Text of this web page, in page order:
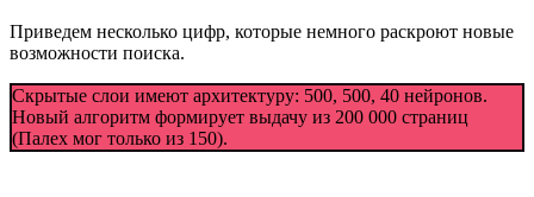
Приведем несколько цифр, которые немного раскроют новые
возможности поиска.
Скрытые слои имеют архитектуру: 500, 500, 40 нейронов.
Новый алгоритм формирует выдачу из 200 000 страниц
(Палех мог только из 150).